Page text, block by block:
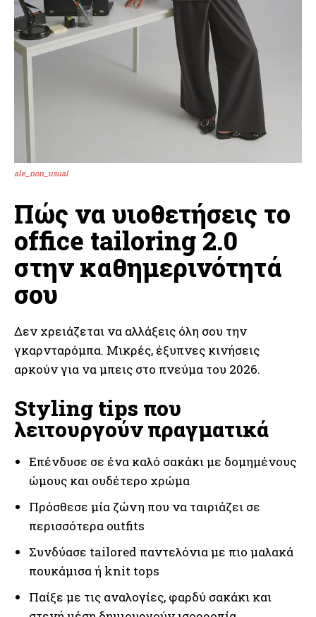
ale_non_usual
Πώς να υιοθετήσεις το
office tailoring 2.0
στην καθημερινότητά
σου
Δεν χρειάζεται να αλλάξεις όλη σου την
γκαρνταρόμπα. Μικρές, έξυπνες κινήσεις
αρκούν για να μπεις στο πνεύμα του 2026.
Styling tips που
λειτουργούν πραγματικά
Επένδυσε σε ένα καλό σακάκι με δομημένους
ώμους και ουδέτερο χρώμα
Πρόσθεσε μία ζώνη που να ταιριάζει σε
περισσότερα outfits
Συνδύασε tailored παντελόνια με πιο μαλακά
πουκάμισα ή knit tops
Παίξε με τις αναλογίες, φαρδύ σακάκι και